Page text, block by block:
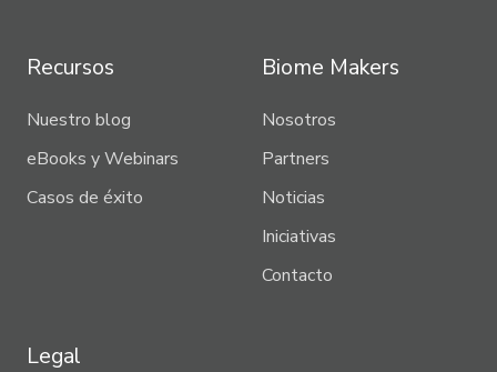
Recursos
Nuestro blog
eBooks y Webinars
Casos de éxito
Biome Makers
Nosotros
Partners
Noticias
Iniciativas
Contacto
Legal